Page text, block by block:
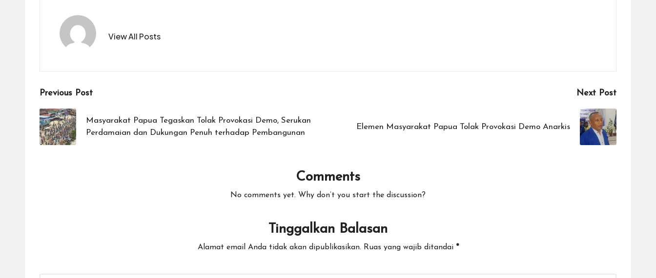
View All Posts
Post
navigation
Previous Post
Masyarakat Papua Tegaskan Tolak Provokasi Demo, Serukan
Perdamaian dan Dukungan Penuh terhadap Pembangunan
Next Post
Elemen Masyarakat Papua Tolak Provokasi Demo Anarkis
Comments
No comments yet. Why don’t you start the discussion?
Tinggalkan Balasan
Alamat email Anda tidak akan dipublikasikan. Ruas yang wajib ditandai *